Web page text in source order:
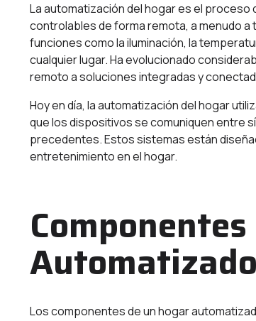
La automatización del hogar es el
controlables de forma remota, a menudo
funciones como la iluminación, la
cualquier lugar. Ha evolucionado
remoto a soluciones integradas y
Hoy en día, la automatización del hogar
que los dispositivos se comuniquen entre
precedentes. Estos sistemas están
entretenimiento en el hogar.
Automatizado
Los componentes de un hogar